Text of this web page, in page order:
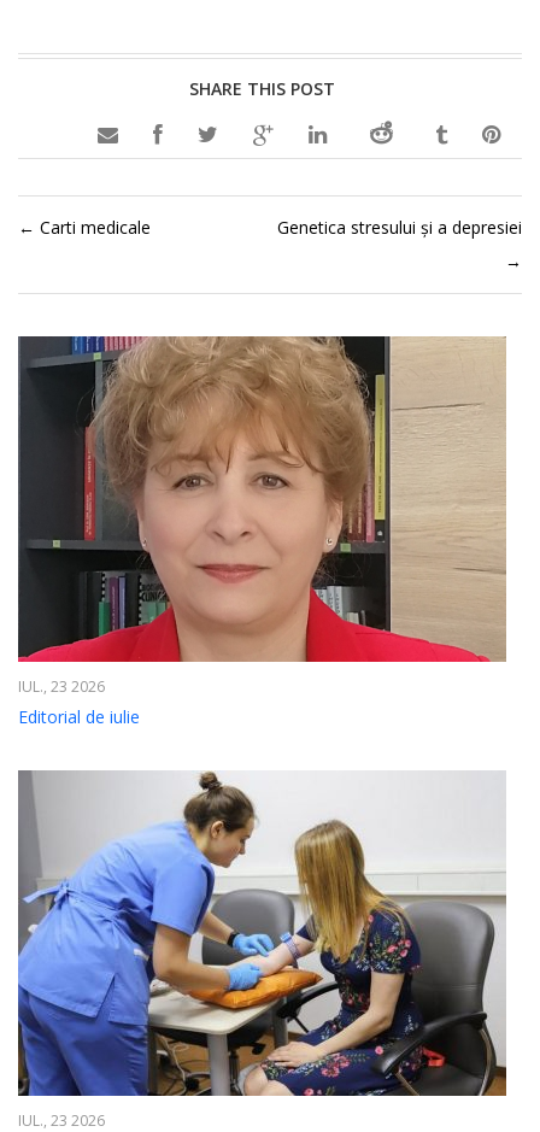
SHARE THIS POST

← Carti medicale
Genetica stresului și a depresiei
→
IUL., 23 2026
Editorial de iulie
IUL., 23 2026